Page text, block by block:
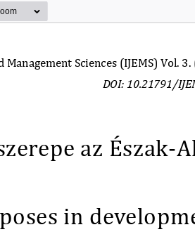
Sciences (IJEMS) Vol.
DOI: 10.21791/
az Észak-
in